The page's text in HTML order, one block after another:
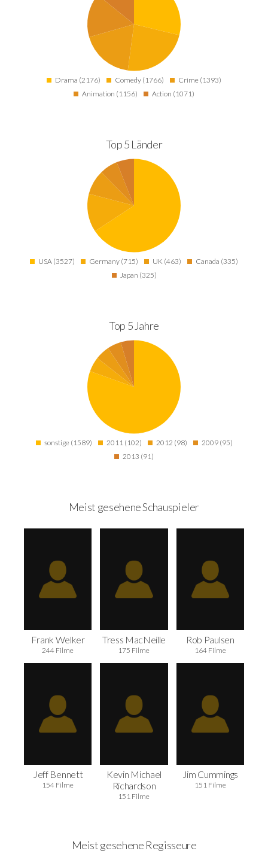
Drama (2176) Comedy (1766)
Crime (1393)
Animation (1156)
Action (1071)
Top 5 Länder
USA (3527) Germany (715) UK (463)
Canada (335)
Japan (325)
Top 5 Jahre
sonstige (1589) 2011 (102) 2012 (98)
2009 (95)
2013 (91)
Meist gesehene Schauspieler
Frank Welker
244 Filme
Tress MacNeille
175 Filme
Rob Paulsen
164 Filme
Jeff Bennett
154 Filme
Kevin Michael
Richardson
151 Filme
Jim Cummings
151 Filme
Meist gesehene Regisseure